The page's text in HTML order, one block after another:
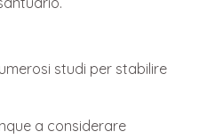
studi per stabilire
a considerare